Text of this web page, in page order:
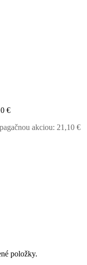
€
akciou: 21,10 €
položky.